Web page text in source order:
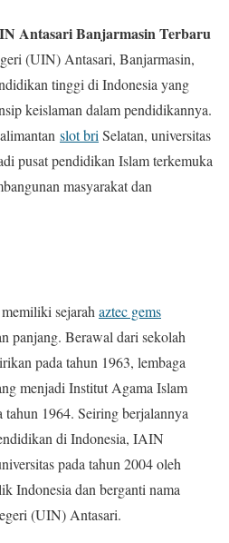
Antasari Banjarmasin Terbaru
(UIN) Antasari, Banjarmasin,
tinggi di Indonesia yang
keislaman dalam pendidikannya.
slot bri Selatan, universitas
pusat pendidikan Islam terkemuka
masyarakat dan
sejarah aztec gems
panjang. Berawal dari sekolah
pada tahun 1963, lembaga
menjadi Institut Agama Islam
1964. Seiring berjalannya
di Indonesia, IAIN
pada tahun 2004 oleh
Indonesia dan berganti nama
(UIN) Antasari.